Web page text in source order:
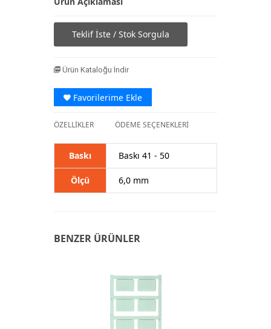
Teklif İste / Stok Sorgula
Ürün Kataloğu İndir
Favorilerime Ekle
ÖZELLİKLER ÖDEME SEÇENEKLERİ
Baskı Baskı 41 - 50
Ölçü 6,0 mm
BENZER ÜRÜNLER